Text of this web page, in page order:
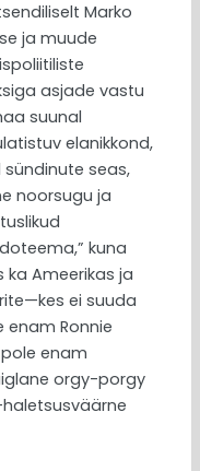
Marko
ja muude
asjade vastu
suunal
elanikkond,
seas,
noorsugu ja
kuna
Ameerikas ja
ei suuda
enam Ronnie
enam
orgy-porgy